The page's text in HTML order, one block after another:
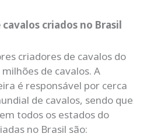
criados no Brasil
criadores de cavalos do
de cavalos. A
é responsável por cerca
de cavalos, sendo que
todos os estados do
no Brasil são: